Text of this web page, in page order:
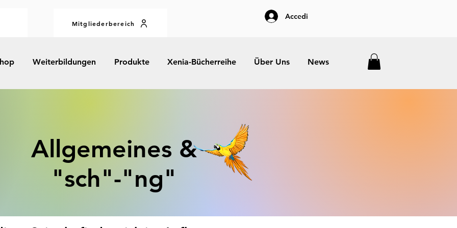
Mitgliederbereich
Accedi
Weiterbildungen Produkte Xenia-Bücherreihe Über Uns News
Allgemeines &
"sch"-"ng"